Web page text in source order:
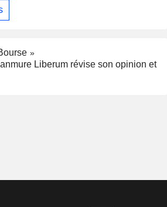
Liberum révise son opinion et